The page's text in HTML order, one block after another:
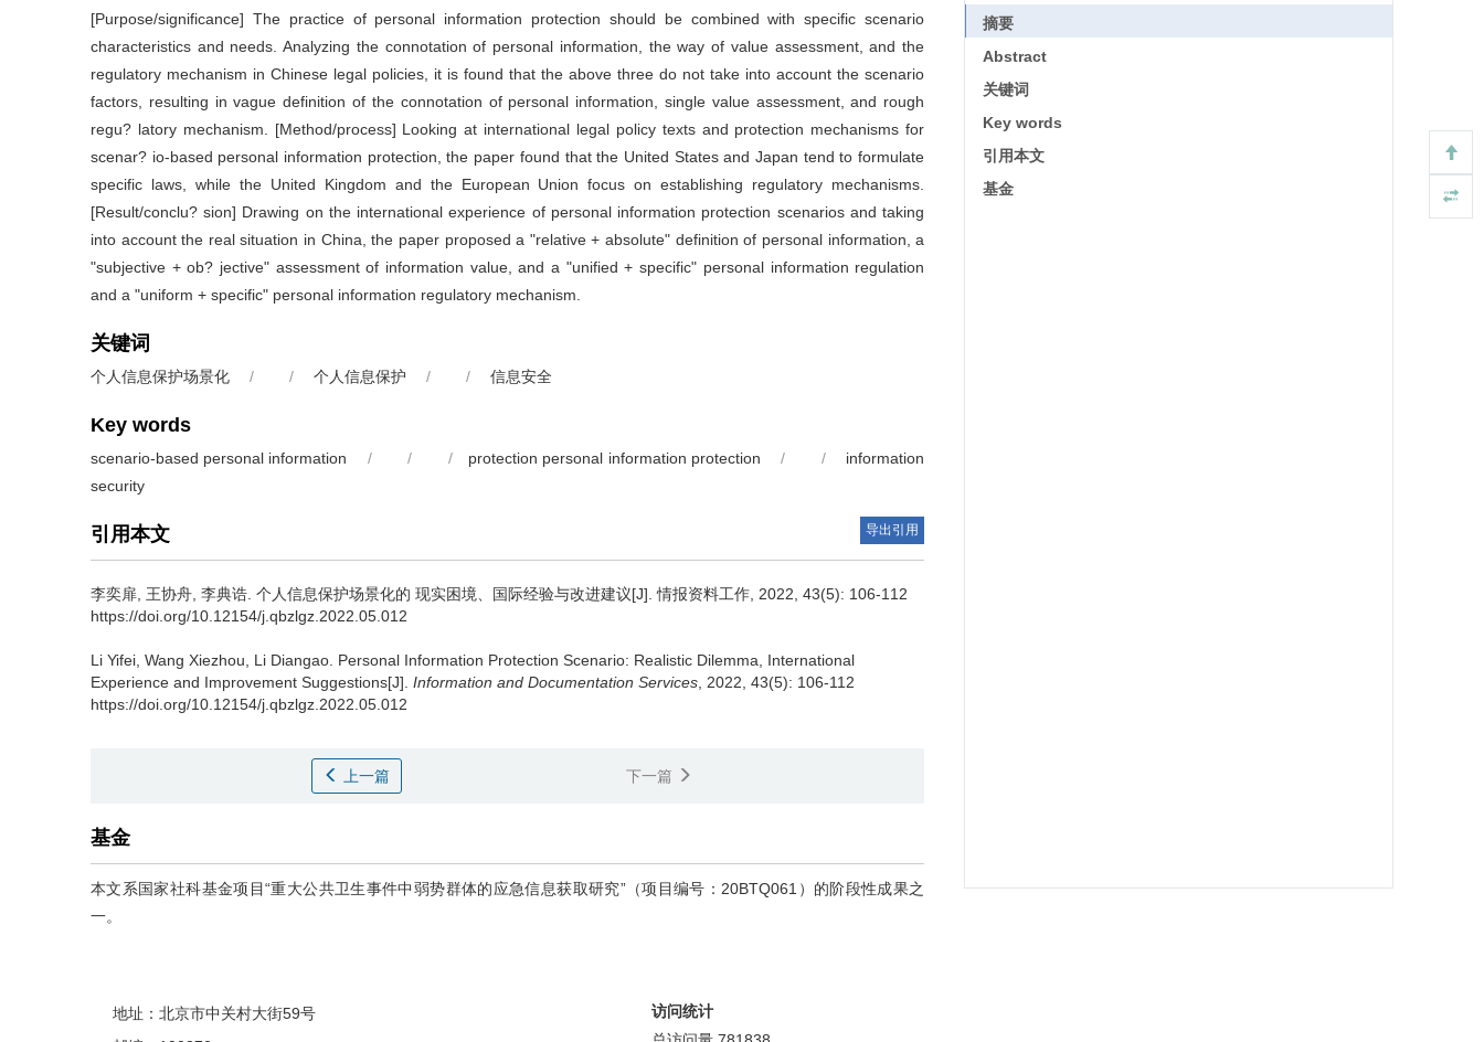
[Purpose/significance] The practice of personal information protection should be combined with specific scenario
characteristics and needs. Analyzing the connotation of personal information, the way of value assessment, and the
regulatory mechanism in Chinese legal policies, it is found that the above three do not take into account the scenario
factors, resulting in vague definition of the connotation of personal information, single value assessment, and rough
regu? latory mechanism. [Method/process] Looking at international legal policy texts and protection mechanisms for
scenar? io-based personal information protection, the paper found that the United States and Japan tend to formulate
specific laws, while the United Kingdom and the European Union focus on establishing regulatory mechanisms.
[Result/conclu? sion] Drawing on the international experience of personal information protection scenarios and taking
into account the real situation in China, the paper proposed a "relative + absolute" definition of personal information, a
"subjective + ob? jective" assessment of information value, and a "unified + specific" personal information regulation
and a "uniform + specific" personal information regulatory mechanism.
关键词
个人信息保护场景化 / / 个人信息保护 / / 信息安全
Key words
scenario-based personal information / / / protection personal information protection / /
information
security
引用本文 导出引用
李奕扉, 王协舟, 李典诰. 个人信息保护场景化的 现实困境、国际经验与改进建议[J]. 情报资料工作, 2022, 43(5): 106-112
https://doi.org/10.12154/j.qbzlgz.2022.05.012
Li Yifei, Wang Xiezhou, Li Diangao. Personal Information Protection Scenario: Realistic Dilemma, International
Experience and Improvement Suggestions[J]. Information and Documentation Services , 2022, 43(5): 106-112
https://doi.org/10.12154/j.qbzlgz.2022.05.012
上一篇 下一篇
基金
本文系国家社科基金项目“重大公共卫生事件中弱势群体的应急信息获取研究”（项目编号：20BTQ061）的阶段性成果之
一。
摘要
Abstract
关键词
Key words
引用本文
基金
地址：北京市中关村大街59号
访问统计